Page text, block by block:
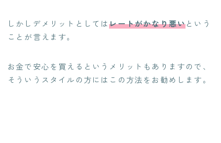
しかしデメリットとしてはレートがかなり悪いという
ことが言えます。
お金で安心を買えるというメリットもありますので、
そういうスタイルの方にはこの方法をお勧めします。